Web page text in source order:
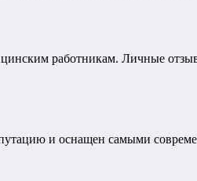
работникам. Личные
и оснащен самыми